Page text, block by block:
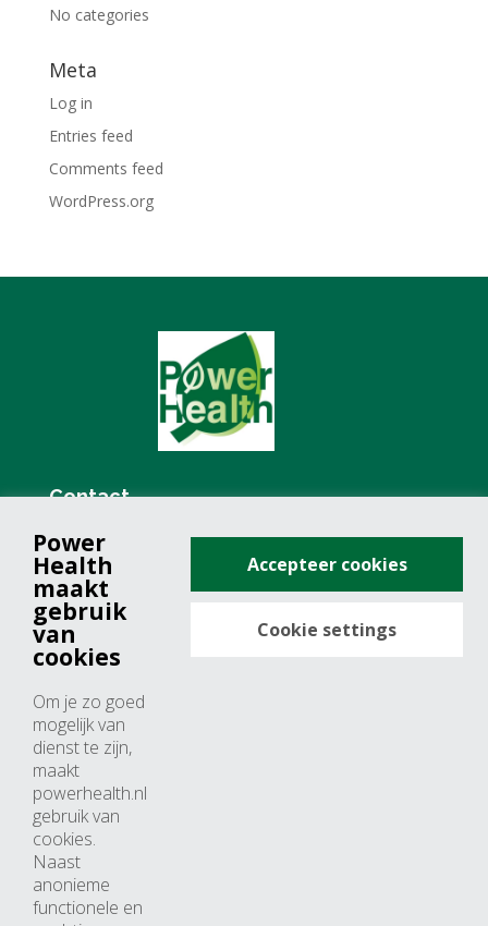
No categories
Meta
Log in
Entries feed
Comments feed
WordPress.org
Contact
+31 (0)76 571 19 68
info@powerhealth.nl
Adresse
4817 ZH breda
Nederland
Horaires d’ouvertures
Du lundi au jeudi: 09:00 – 17:00
Vendredi: 09:00 – 15:00
Power
Health
maakt
gebruik
van
cookies
Om je zo goed
mogelijk van
dienst te zijn,
maakt
powerhealth.nl
gebruik van
cookies.
Naast
anonieme
functionele en
Accepteer cookies
Cookie settings